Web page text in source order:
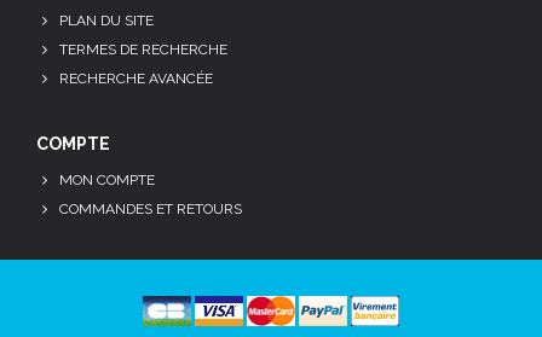
PLAN DU SITE
TERMES DE RECHERCHE
RECHERCHE AVANCÉE
COMPTE
MON COMPTE
COMMANDES ET RETOURS